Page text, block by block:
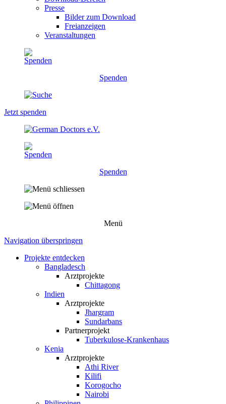
Presse
Bilder zum Download
Freianzeigen
Veranstaltungen
Spenden
Jetzt spenden
Spenden
Menü
Navigation überspringen
Projekte entdecken
Bangladesch
Arztprojekte
Chittagong
Indien
Arztprojekte
Jhargram
Sundarbans
Partnerprojekt
Tuberkulose-Krankenhaus
Kenia
Arztprojekte
Athi River
Kilifi
Korogocho
Nairobi